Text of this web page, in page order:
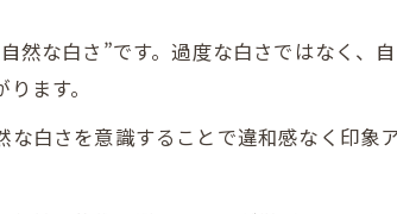
向け日常ケア方法
ルフホワイトニングが最適解
変えるセルフケアの重要性
りはセルフホワイトニング
な白さ”です。過度な白さではなく、
ます。
白さを意識することで違和感なく印象